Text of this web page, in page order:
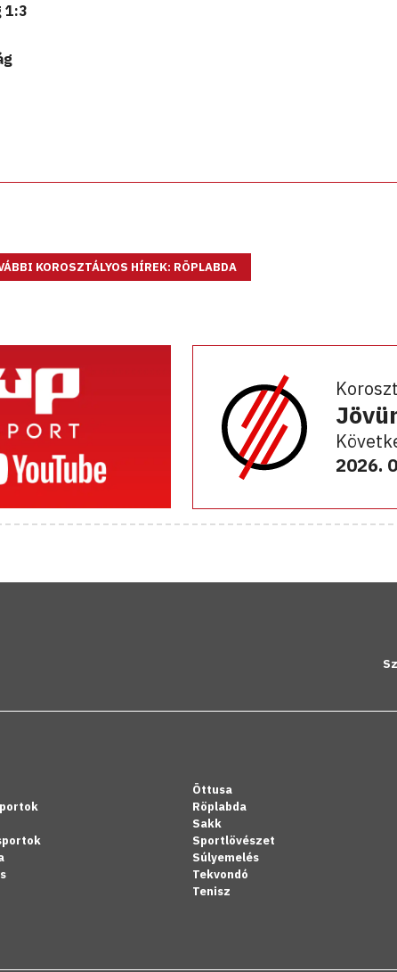
1:3
KOROSZTÁLYOS HÍREK: RÖPLABDA
2026.
Öttusa
Röplabda
Sakk
Sportlövészet
Súlyemelés
Tekvondó
Tenisz